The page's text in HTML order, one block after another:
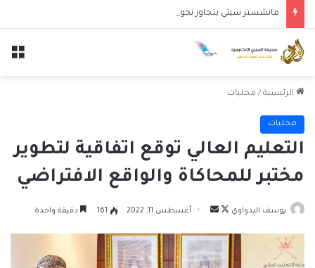
الرئيسية / محليات
محليات
التعليم العالي توقع اتفاقية لتطوير
مختبر للمحاكاة والواقع الافتراضي
يوسف البدواوي
تابع
X
أرسل
إلكترونيا
أغسطس 11, 2022 161 دقيقة واحدة